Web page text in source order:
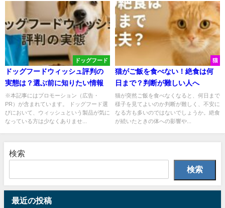
ドッグフード
ドッグフードウィッシュ評判の
実態は？選ぶ前に知りたい情報
※本記事にはプロモーション（広告・
PR）が含まれています。 ドッグフード選
びにおいて、ウィッシュという製品が気に
なっている方は少なくありませ...
猫
猫がご飯を食べない！絶食は何
日まで？判断が難しい人へ
猫が突然ご飯を食べなくなると、何日まで
様子を見てよいのか判断が難しく、不安に
なる方も多いのではないでしょうか。絶食
が続いたときの体への影響や...
検索
検索
最近の投稿